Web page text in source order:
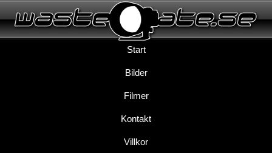
Start
Bilder
Filmer
Kontakt
Villkor